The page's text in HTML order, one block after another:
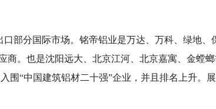
部分国际市场。铭帝铝业是万达、万科、绿地、
商。也是沈阳远大、北京江河、北京嘉寓、金螳
围“中国建筑铝材二十强”企业，并且排名上升。